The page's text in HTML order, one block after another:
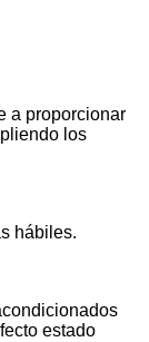
a proporcionar
los
hábiles.
estado